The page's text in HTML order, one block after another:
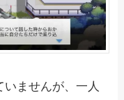
ませんが、一人